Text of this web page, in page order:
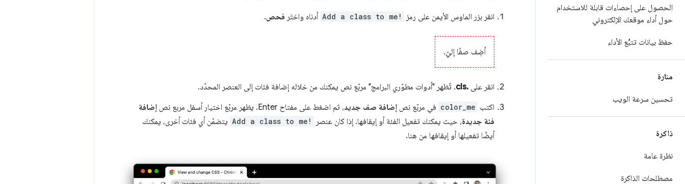
الحصول على إحصاءات قابلة للاستخدام
حول أداء موقعك الإلكتروني
حفظ بيانات تتبُّع الأداء
منارة
تحسين سرعة الويب
ذاكرة
نظرة عامة
مصطلحات الذاكرة
انقر بزر الماوس الأيمن على رمز Add a class to me! أدناه واختَر فحص.
أضِف صفًا إليّ.
انقر على .cls
. تُظهر "أدوات مطوّري البرامج" مربّع نص يمكنك من خلاله إضافة فئات إلى العنصر المحدّد.
اكتب color_me في مربّع نص إضافة صف جديد، ثم اضغط على مفتاح Enter. يظهر مربّع اختيار أسفل مربع نص
إضافة
فئة جديدة، حيث يمكنك تفعيل الفئة أو إيقافها. إذا كان عنصر Add a class to me! يتضمّن أي فئات أخرى، يمكنك
أيضًا تفعيلها أو إيقافها من هنا.